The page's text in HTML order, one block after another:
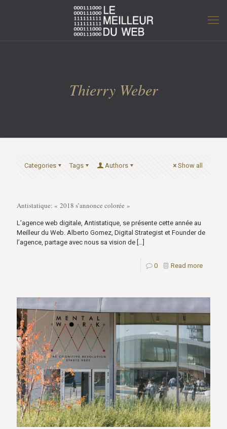
Thierry Weber
Categories Tags Authors Show all
Antistatique: « 2018 s’annonce colorée »
L’agence web digitale, Antistatique, se présente cette année au
Meilleur du Web. Alberto Gomez, Digital Strategist et Founder de
l’agence, partage avec nous sa vision de […]
0 Read more